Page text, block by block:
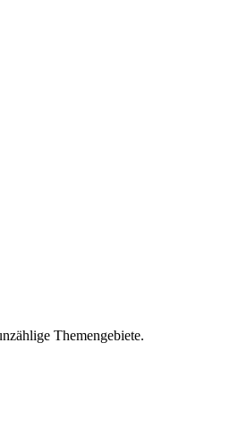
Themengebiete.